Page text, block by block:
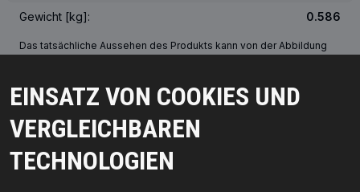
EINSATZ VON COOKIES UND
VERGLEICHBAREN
TECHNOLOGIEN
Gewicht [kg]: 0.586
Das tatsächliche Aussehen des Produkts kann von der Abbildung
PASSENDE FAHRZEUGE